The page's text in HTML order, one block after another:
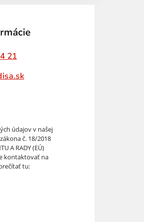
21
údajov v našej
č. 18/2018
A RADY (EÚ)
kontaktovať na
tu: